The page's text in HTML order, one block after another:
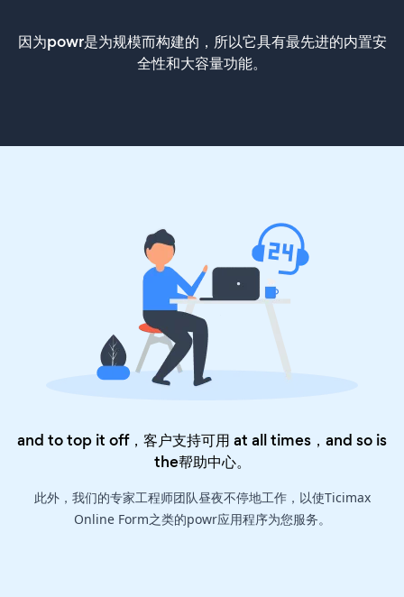
因为powr是为规模而构建的，所以它具有最先进的内置安
全性和大容量功能。
and to top it off，客户支持可用 at all times，and so is
the帮助中心。
此外，我们的专家工程师团队昼夜不停地工作，以使Ticimax
Online Form之类的powr应用程序为您服务。